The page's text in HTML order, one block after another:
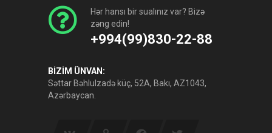
Hər hansı bir sualınız var? Bizə
zəng edin!
+994(99)830-22-88
BİZİM ÜNVAN:
Səttar Bəhlulzadə küç, 52A, Bakı, AZ1043,
Azərbaycan.